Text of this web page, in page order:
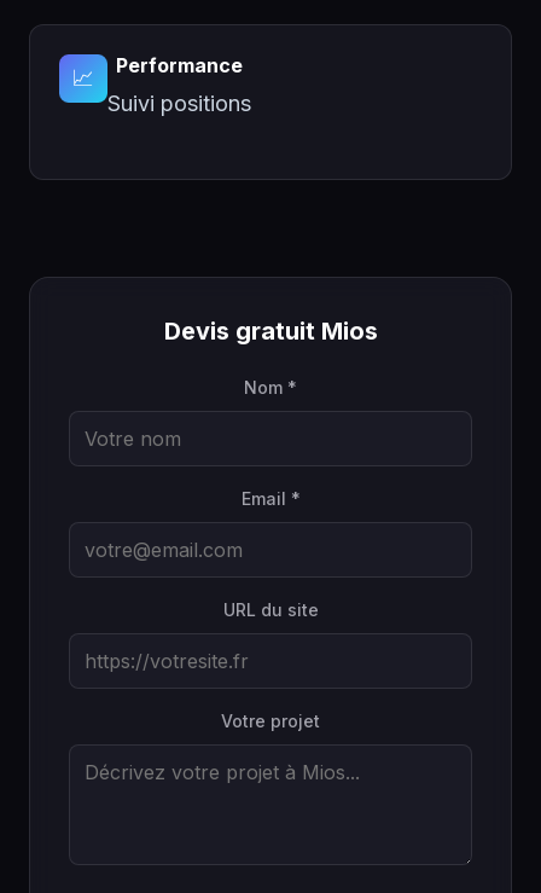
📈 Performance
Suivi positions
Devis gratuit Mios
Nom *
Email *
URL du site
Votre projet